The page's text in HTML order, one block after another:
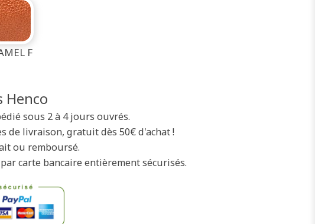
F
Henco
sous 2 à 4 jours ouvrés.
de livraison, gratuit dès 50€ d'achat !
ou remboursé.
carte bancaire entièrement sécurisés.